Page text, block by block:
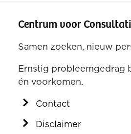
Centrum voor
Samen zoeken, nieuw
Ernstig probleemgedrag
én voorkomen.
Contact
Disclaimer